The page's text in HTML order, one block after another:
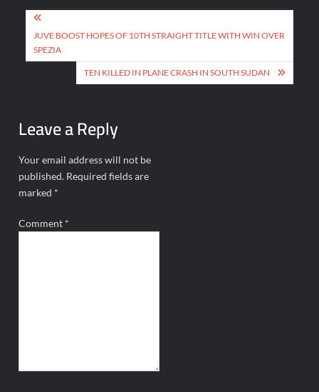
Post
navigation
JUVE BOOST HOPES OF 10TH STRAIGHT TITLE WITH WIN OVER
SPEZIA
TEN KILLED IN PLANE CRASH IN SOUTH SUDAN
Leave a Reply
Your email address will not be
published. Required fields are
marked *
Comment *